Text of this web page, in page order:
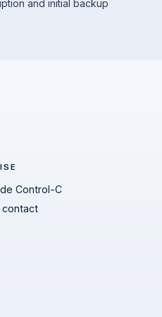
and initial backup
Control-C
contact